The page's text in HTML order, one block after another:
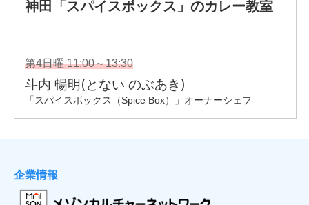
企業情報